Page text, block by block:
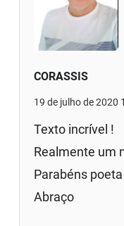
CORASSIS
19 de julho de 2020
Texto incrível !
Realmente um
Parabéns
Abraço